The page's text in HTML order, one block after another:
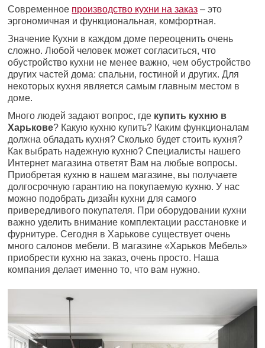
Современное производство кухни на заказ – это
эргономичная и функциональная, комфортная.
Значение Кухни в каждом доме переоценить очень
сложно. Любой человек может согласиться, что
обустройство кухни не менее важно, чем обустройство
других частей дома: спальни, гостиной и других. Для
некоторых кухня является самым главным местом в
доме.
Много людей задают вопрос, где купить кухню в
Харькове? Какую кухню купить? Каким функционалам
должна обладать кухня? Сколько будет стоить кухня?
Как выбрать надежную кухню? Специалисты нашего
Интернет магазина ответят Вам на любые вопросы.
Приобретая кухню в нашем магазине, вы получаете
долгосрочную гарантию на покупаемую кухню. У нас
можно подобрать дизайн кухни для самого
привередливого покупателя. При оборудовании кухни
важно уделить внимание комплектации расстановке и
фурнитуре. Сегодня в Харькове существует очень
много салонов мебели. В магазине «Харьков Мебель»
приобрести кухню на заказ, очень просто. Наша
компания делает именно то, что вам нужно.